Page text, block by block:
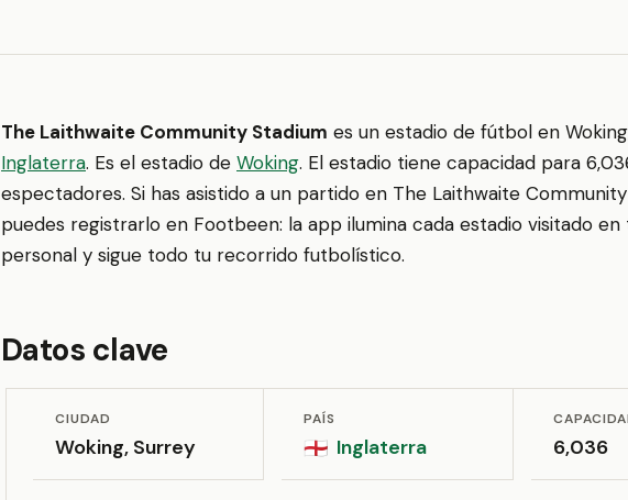
The Laithwaite Community Stadium es un estadio de fútbol en
Inglaterra. Es el estadio de Woking. El estadio tiene capacidad para
espectadores. Si has asistido a un partido en The Laithwaite
puedes registrarlo en Footbeen: la app ilumina cada estadio visitado en
personal y sigue todo tu recorrido futbolístico.
Datos clave
CIUDAD
Woking, Surrey
PAÍS
🏴󠁧󠁢󠁥󠁮󠁧󠁿 Inglaterra 6,036